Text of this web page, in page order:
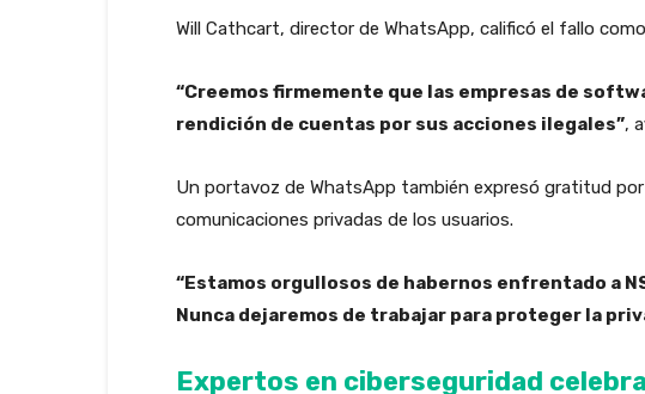
Will Cathcart, director de WhatsApp, calificó el fallo
“Creemos firmemente que las empresas de
rendición de cuentas por sus acciones ilegales”,
Un portavoz de WhatsApp también expresó gratitud
comunicaciones privadas de los usuarios.
“Estamos orgullosos de habernos enfrentado a
Nunca dejaremos de trabajar para proteger la
Expertos en ciberseguridad